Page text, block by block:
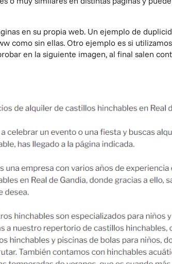
en su propia web. Un ejemplo de
como sin ellas. Otro ejemplo es si
en la siguiente imagen, al final salen